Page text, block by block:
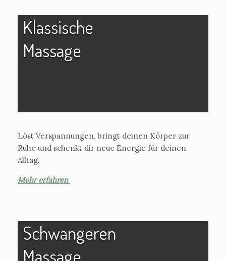
Klassische
Massage
Löst Verspannungen, bringt deinen Körper zur
Ruhe und schenkt dir neue Energie für deinen
Alltag.
Mehr erfahren
Schwangeren
Massage